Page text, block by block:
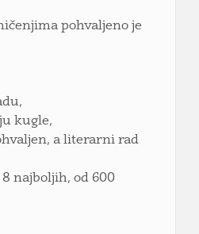
pohvaljeno je
kugle,
a literarni rad
najboljih, od 600